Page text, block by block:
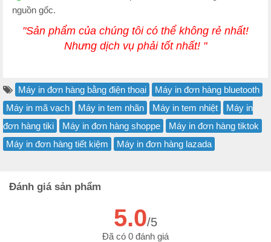
nguồn gốc.
"Sản phẩm của chúng tôi có thể không rẻ nhất!
Nhưng dịch vụ phải tốt nhất! "
Máy in đơn hàng bằng điện thoại
Máy in đơn hàng bluetooth
Máy in mã vạch
Máy in tem nhãn Máy in tem nhiệt
Máy in
đơn hàng tiki
Máy in đơn hàng shoppe
Máy in đơn hàng tiktok
Máy in đơn hàng tiết kiệm
Máy in đơn hàng lazada
Đánh giá sản phẩm
5.0/5
Đã có 0 đánh giá